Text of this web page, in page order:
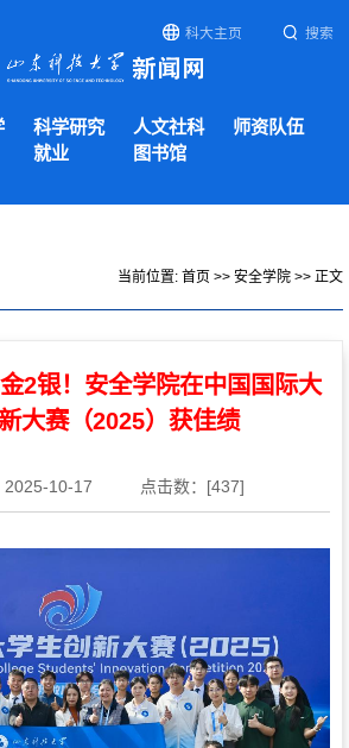
科大主页 搜索
科学研究 人文社科
师资队伍
就业 图书馆
当前位置: 首页 >> 安全学院 >> 正文
2银！安全学院在中国国际大
大赛（2025）获佳绩
2025-10-17 点击数：[437]